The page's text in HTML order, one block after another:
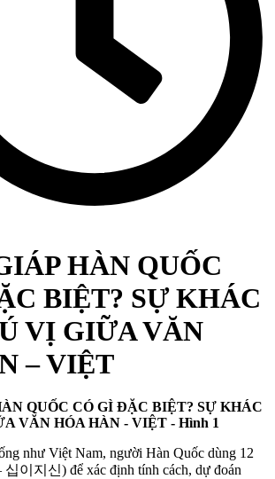
HÀN QUỐC
BIỆT? SỰ KHÁC
VỊ GIỮA VĂN
– VIỆT
như Việt Nam, người Hàn Quốc dùng 12
십이지신) để xác định tính cách, dự đoán